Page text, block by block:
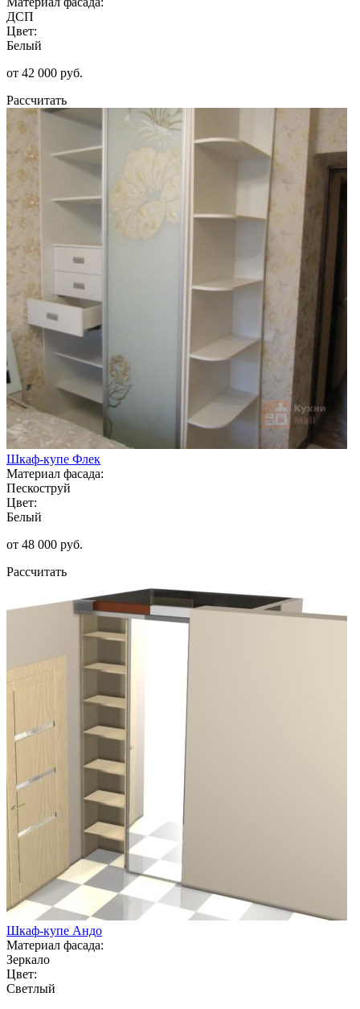
ДСП
Цвет:
Белый
от 42 000 руб.
Рассчитать
Шкаф-купе Флек
Материал фасада:
Пескоструй
Цвет:
Белый
от 48 000 руб.
Рассчитать
Шкаф-купе Андо
Материал фасада:
Зеркало
Цвет:
Светлый